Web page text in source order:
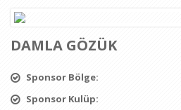
DAMLA GÖZÜK
Sponsor Bölge:
Sponsor Kulüp: